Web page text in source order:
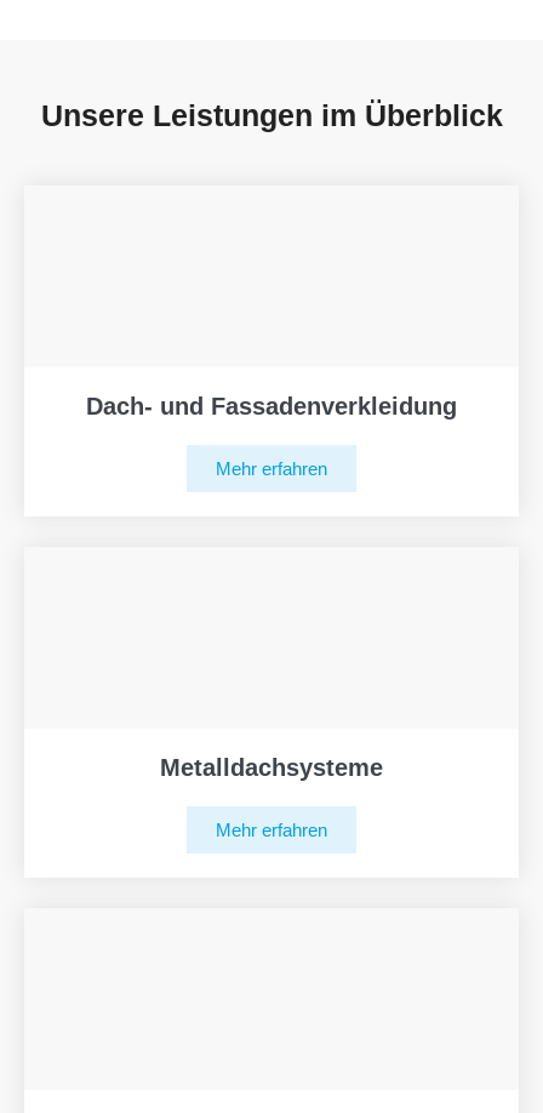
Unsere Leistungen im Überblick
Dach- und Fassadenverkleidung
Mehr erfahren
Metalldachsysteme
Mehr erfahren